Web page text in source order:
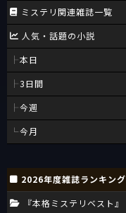
ミステリ関連雑誌一覧
人気・話題の小説
本日
3日間
今週
今月
2026年度雑誌ランキング
『本格ミステリベスト』